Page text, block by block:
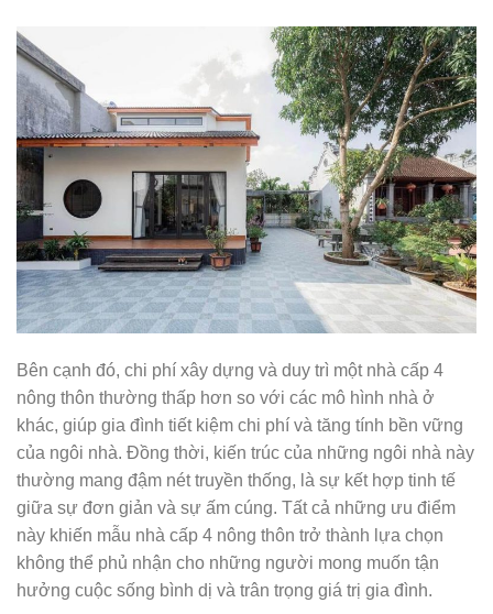
Bên cạnh đó, chi phí xây dựng và duy trì một nhà cấp 4
nông thôn thường thấp hơn so với các mô hình nhà ở
khác, giúp gia đình tiết kiệm chi phí và tăng tính bền vững
của ngôi nhà. Đồng thời, kiến trúc của những ngôi nhà này
thường mang đậm nét truyền thống, là sự kết hợp tinh tế
giữa sự đơn giản và sự ấm cúng. Tất cả những ưu điểm
này khiến mẫu nhà cấp 4 nông thôn trở thành lựa chọn
không thể phủ nhận cho những người mong muốn tận
hưởng cuộc sống bình dị và trân trọng giá trị gia đình.